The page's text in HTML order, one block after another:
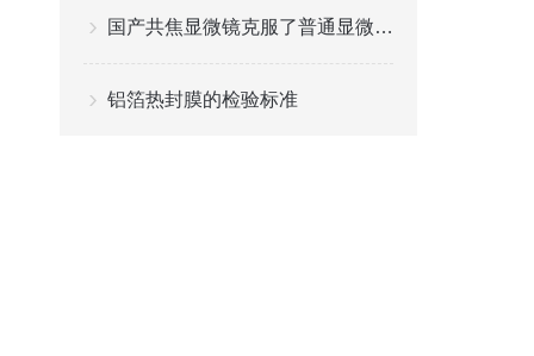
国产共焦显微镜克服了普通显微镜图像模糊的缺点
铝箔热封膜的检验标准